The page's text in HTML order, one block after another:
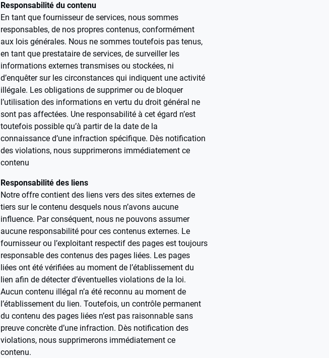
Responsabilité du contenu
En tant que fournisseur de services, nous sommes
responsables, de nos propres contenus, conformément
aux lois générales. Nous ne sommes toutefois pas tenus,
en tant que prestataire de services, de surveiller les
informations externes transmises ou stockées, ni
d’enquêter sur les circonstances qui indiquent une activité
illégale. Les obligations de supprimer ou de bloquer
l’utilisation des informations en vertu du droit général ne
sont pas affectées. Une responsabilité à cet égard n’est
toutefois possible qu’à partir de la date de la
connaissance d’une infraction spécifique. Dès notification
des violations, nous supprimerons immédiatement ce
contenu
Responsabilité des liens
Notre offre contient des liens vers des sites externes de
tiers sur le contenu desquels nous n’avons aucune
influence. Par conséquent, nous ne pouvons assumer
aucune responsabilité pour ces contenus externes. Le
fournisseur ou l’exploitant respectif des pages est toujours
responsable des contenus des pages liées. Les pages
liées ont été vérifiées au moment de l’établissement du
lien afin de détecter d’éventuelles violations de la loi.
Aucun contenu illégal n’a été reconnu au moment de
l’établissement du lien. Toutefois, un contrôle permanent
du contenu des pages liées n’est pas raisonnable sans
preuve concrète d’une infraction. Dès notification des
violations, nous supprimerons immédiatement ce
contenu.